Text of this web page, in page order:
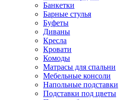
Банкетки
Барные стулья
Буфеты
Диваны
Кресла
Кровати
Комоды
Матрасы для спальни
Мебельные консоли
Напольные подставки
Подставки под цветы